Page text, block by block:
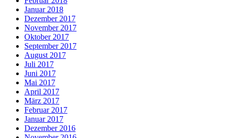
Januar 2018
Dezember 2017
November 2017
Oktober 2017
September 2017
August 2017
Juli 2017
Juni 2017
Mai 2017
April 2017
März 2017
Februar 2017
Januar 2017
Dezember 2016